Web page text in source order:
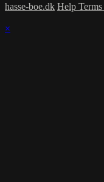
hasse-boe.dk Help Terms
×